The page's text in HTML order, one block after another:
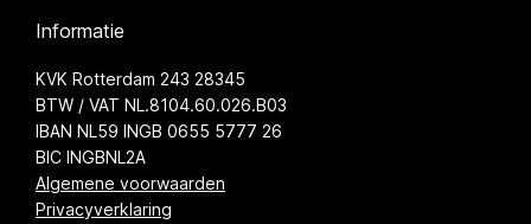
Informatie
KVK Rotterdam 243 28345
BTW / VAT NL.8104.60.026.B03
IBAN NL59 INGB 0655 5777 26
BIC INGBNL2A
Algemene voorwaarden
Privacyverklaring